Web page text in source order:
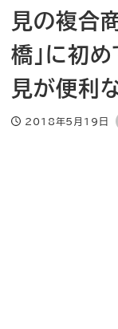
見の複合
橋」に初
見が便利
投稿日
2018年5月19日